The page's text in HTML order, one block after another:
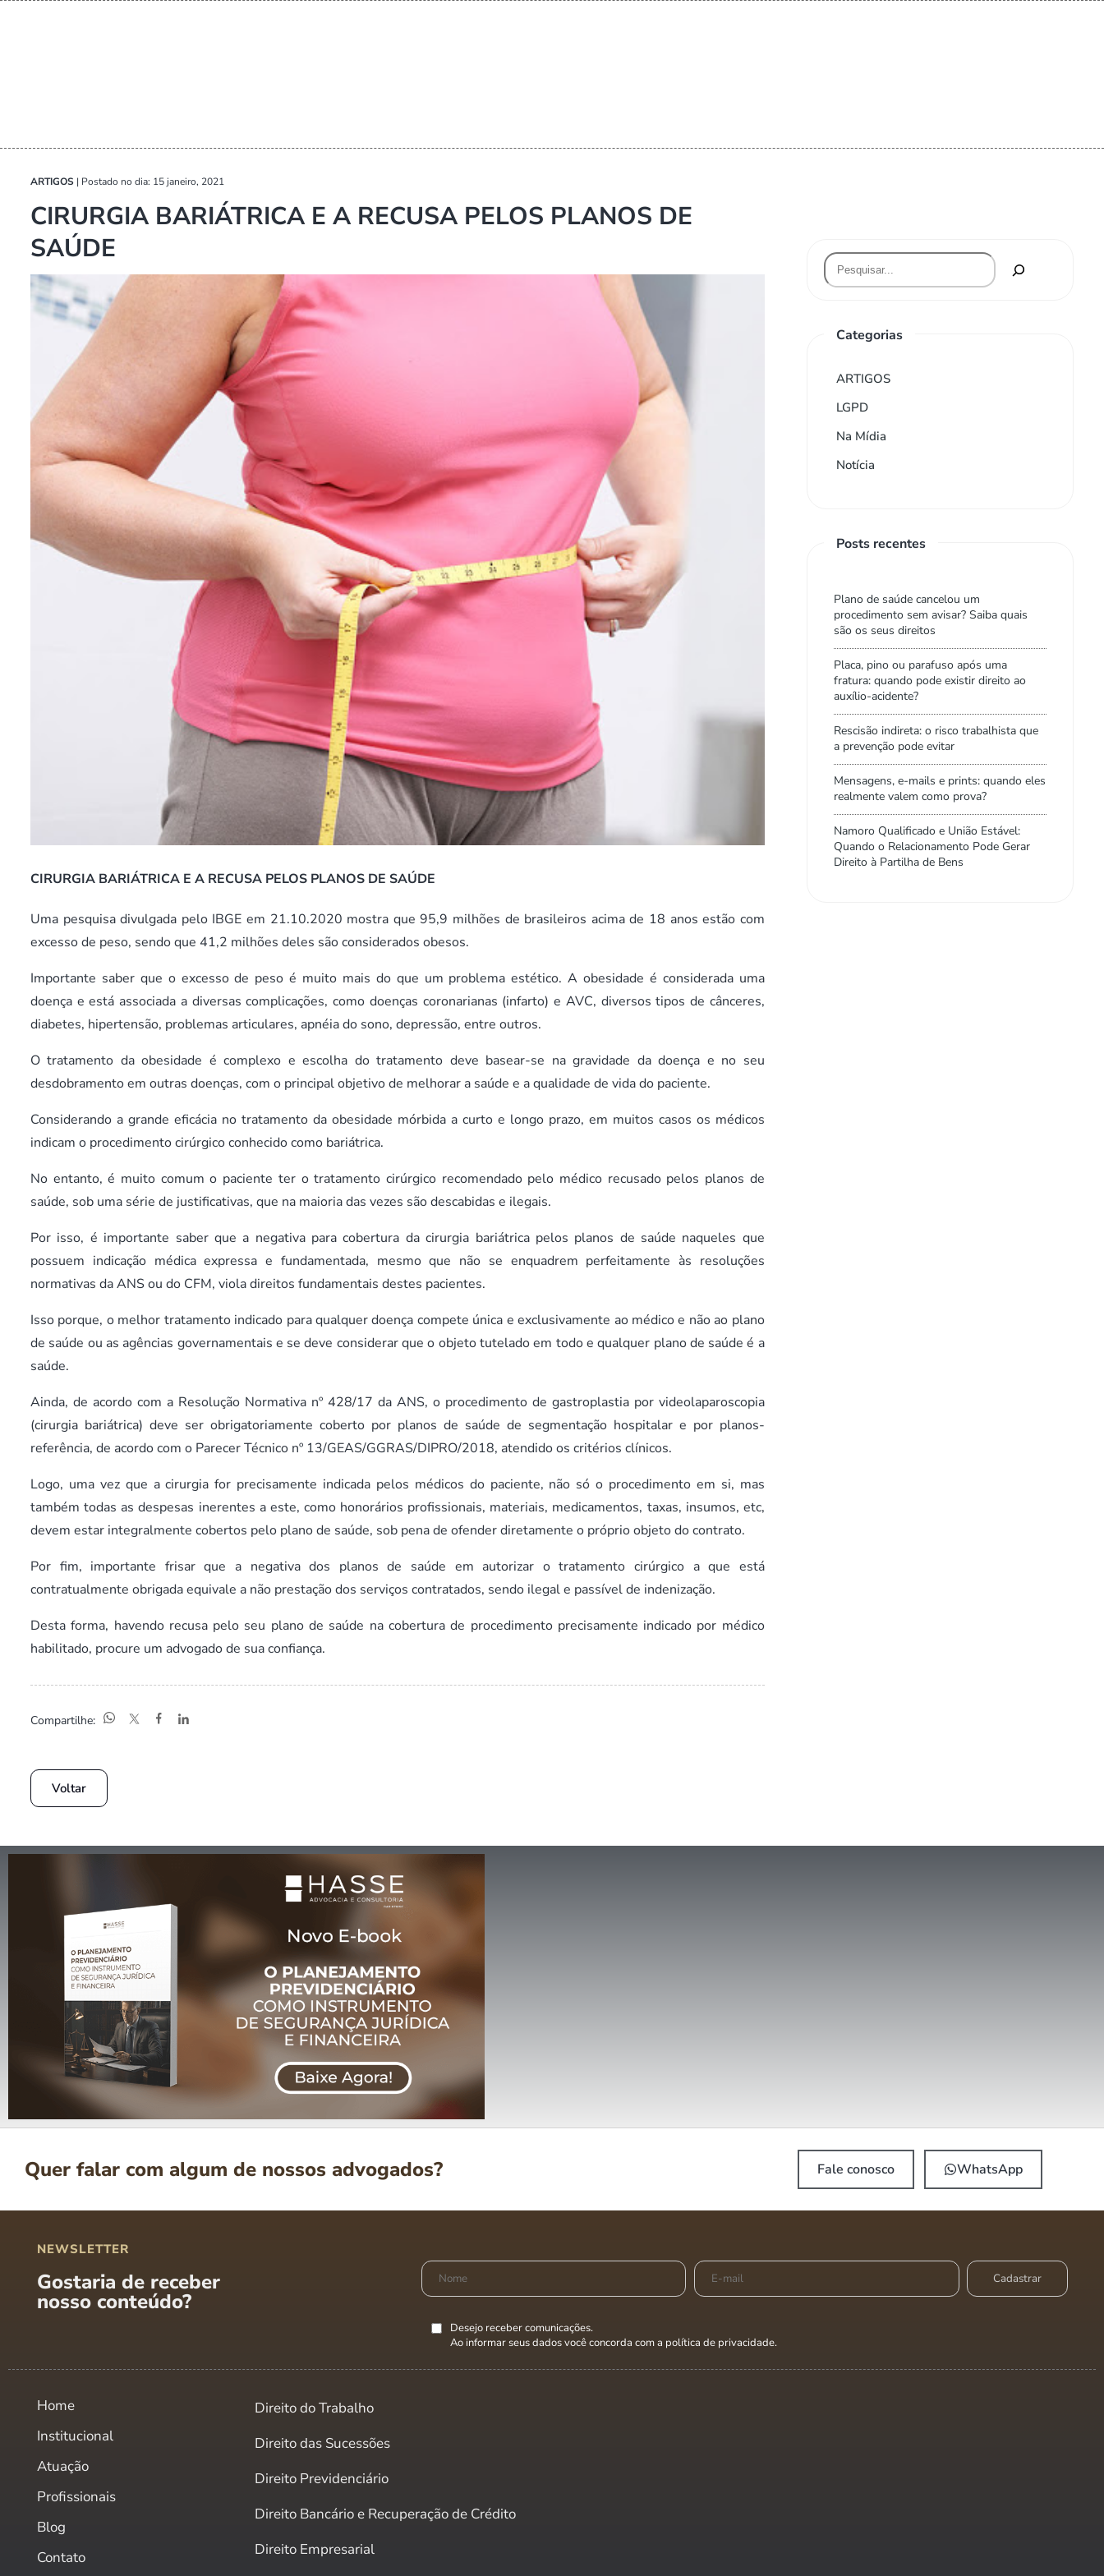
ARTIGOS | Postado no dia: 15 janeiro, 2021
CIRURGIA BARIÁTRICA E A RECUSA PELOS PLANOS DE
SAÚDE
CIRURGIA BARIÁTRICA E A RECUSA PELOS PLANOS DE SAÚDE
Uma pesquisa divulgada pelo IBGE em 21.10.2020 mostra que 95,9 milhões de brasileiros acima de 18 anos estão com
excesso de peso, sendo que 41,2 milhões deles são considerados obesos.
Importante saber que o excesso de peso é muito mais do que um problema estético. A obesidade é considerada uma
doença e está associada a diversas complicações, como doenças coronarianas (infarto) e AVC, diversos tipos de cânceres,
diabetes, hipertensão, problemas articulares, apnéia do sono, depressão, entre outros.
O tratamento da obesidade é complexo e escolha do tratamento deve basear-se na gravidade da doença e no seu
desdobramento em outras doenças, com o principal objetivo de melhorar a saúde e a qualidade de vida do paciente.
Considerando a grande eficácia no tratamento da obesidade mórbida a curto e longo prazo, em muitos casos os médicos
indicam o procedimento cirúrgico conhecido como bariátrica.
No entanto, é muito comum o paciente ter o tratamento cirúrgico recomendado pelo médico recusado pelos planos de
saúde, sob uma série de justificativas, que na maioria das vezes são descabidas e ilegais.
Por isso, é importante saber que a negativa para cobertura da cirurgia bariátrica pelos planos de saúde naqueles que
possuem indicação médica expressa e fundamentada, mesmo que não se enquadrem perfeitamente às resoluções
normativas da ANS ou do CFM, viola direitos fundamentais destes pacientes.
Isso porque, o melhor tratamento indicado para qualquer doença compete única e exclusivamente ao médico e não ao plano
de saúde ou as agências governamentais e se deve considerar que o objeto tutelado em todo e qualquer plano de saúde é a
saúde.
Ainda, de acordo com a Resolução Normativa nº 428/17 da ANS, o procedimento de gastroplastia por videolaparoscopia
(cirurgia bariátrica) deve ser obrigatoriamente coberto por planos de saúde de segmentação hospitalar e por planos-
referência, de acordo com o Parecer Técnico nº 13/GEAS/GGRAS/DIPRO/2018, atendido os critérios clínicos.
Logo, uma vez que a cirurgia for precisamente indicada pelos médicos do paciente, não só o procedimento em si, mas
também todas as despesas inerentes a este, como honorários profissionais, materiais, medicamentos, taxas, insumos, etc,
devem estar integralmente cobertos pelo plano de saúde, sob pena de ofender diretamente o próprio objeto do contrato.
Por fim, importante frisar que a negativa dos planos de saúde em autorizar o tratamento cirúrgico a que está
contratualmente obrigada equivale a não prestação dos serviços contratados, sendo ilegal e passível de indenização.
Desta forma, havendo recusa pelo seu plano de saúde na cobertura de procedimento precisamente indicado por médico
habilitado, procure um advogado de sua confiança.
Compartilhe:
Voltar
Categorias
ARTIGOS
LGPD
Na Mídia
Notícia
Posts recentes
Plano de saúde cancelou um
procedimento sem avisar? Saiba quais
são os seus direitos
Placa, pino ou parafuso após uma
fratura: quando pode existir direito ao
auxílio-acidente?
Rescisão indireta: o risco trabalhista que
a prevenção pode evitar
Mensagens, e-mails e prints: quando eles
realmente valem como prova?
Namoro Qualificado e União Estável:
Quando o Relacionamento Pode Gerar
Direito à Partilha de Bens
Quer falar com algum de nossos advogados? Fale conosco WhatsApp
NEWSLETTER
Gostaria de receber
nosso conteúdo?
Desejo receber comunicações.
Ao informar seus dados você concorda com a política de privacidade.
Home
Institucional
Atuação
Profissionais
Blog
Contato
Direito do Trabalho
Direito das Sucessões
Direito Previdenciário
Direito Bancário e Recuperação de Crédito
Direito Empresarial